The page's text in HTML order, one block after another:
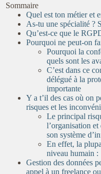
Sommaire
Quel est ton métier et
As-tu une spécialité ?
Qu’est-ce que le
Pourquoi ne peut-on
Pourquoi la
quels sont les
C’est dans ce
délégué à la
importante
Y a t’il des cas où on
risques et les
Le principal
l’organisation
son système
En effet, la
niveau humain :
Gestion des données
appel à un freelance